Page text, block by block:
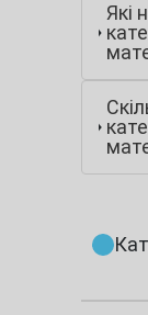
Які